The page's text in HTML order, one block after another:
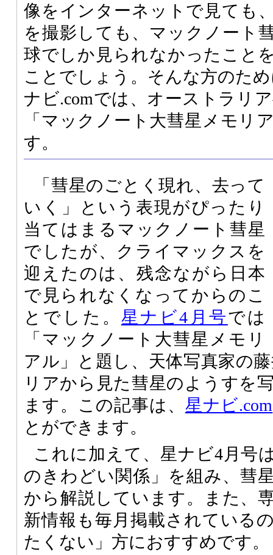
像をインターネットで見ても
を撮影しても、マックノート
球でしか見られなかったこと
ことでしょう。そんな方のた
ナビ.comでは、オーストラリ
「マックノート大彗星メモリ
す。
「彗星のごとく現れ、去って
いく」という表現がぴったり
当てはまるマックノート彗星
でしたが、クライマックスを
迎えたのは、残念ながら日本
で見られなくなってからのこ
とでした。 星ナビ4月号では
「マックノート大彗星メモリ
アル」と題し、天体写真家の
リアから見た彗星のようすを
ます。この記事は、 星ナビ.com
とができます。
これに加えて、星ナビ4月号
のきわどい関係」を組み、彗
から解説しています。また、
新情報も毎月掲載されている
たくない」方におすすめです。